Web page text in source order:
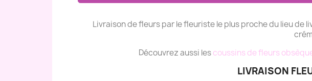
Livraison de fleurs par le fleuriste le plus proche du lieu de
Découvrez aussi lescoussins de fleurs
LIVRAISON